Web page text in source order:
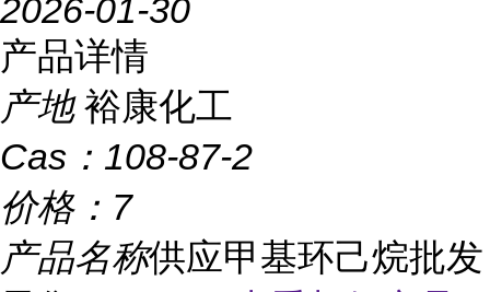
2026-01-30
产品详情
产地 裕康化工
Cas： 108-87-2
价格： 7
产品名称供应甲基环己烷批发